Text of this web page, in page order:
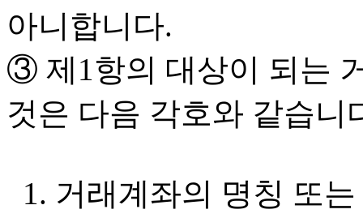
아니합니다.
③ 제1항의 대상이 되는
것은 다음 각호와 같습니
1. 거래계좌의 명칭 또